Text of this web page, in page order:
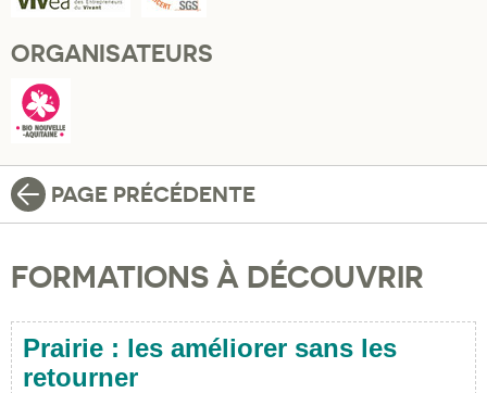
ORGANISATEURS
PAGE PRÉCÉDENTE
FORMATIONS À DÉCOUVRIR
Prairie : les améliorer sans les
retourner